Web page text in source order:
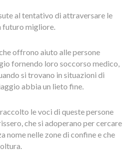
al tentativo di attraversare le
futuro migliore.
offrono aiuto alle persone
fornendo loro soccorso medico,
si trovano in situazioni di
abbia un lieto fine.
le voci di queste persone
che si adoperano per cercare
nome nelle zone di confine e che